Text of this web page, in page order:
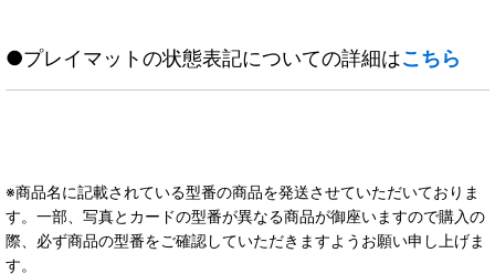
●プレイマットの状態表記についての詳細はこちら
※商品名に記載されている型番の商品を発送させていただいておりま
す。一部、写真とカードの型番が異なる商品が御座いますので購入の
際、必ず商品の型番をご確認していただきますようお願い申し上げま
す。